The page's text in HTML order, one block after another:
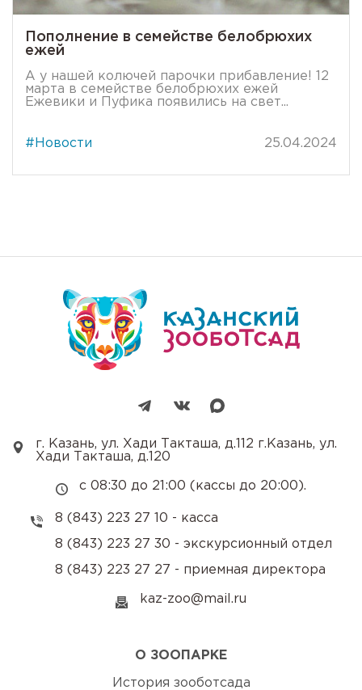
Пополнение в семействе белобрюхих
ежей
А у нашей колючей парочки прибавление! 12
марта в семействе белобрюхих ежей
Ежевики и Пуфика появились на свет...
#Новости 25.04.2024
О ЗООПАРКЕ
История зооботсада
г. Казань, ул. Хади Такташа, д.112 г.Казань, ул.
Хади Такташа, д.120
с 08:30 до 21:00 (кассы до 20:00).
8 (843) 223 27 10 - касса
8 (843) 223 27 30 - экскурсионный отдел
8 (843) 223 27 27 - приемная директора
kaz-zoo@mail.ru